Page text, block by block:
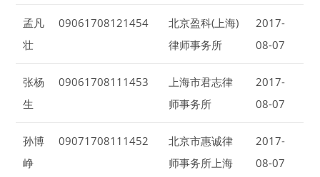
孟凡
壮
09061708121454
北京盈科(上海)
律师事务所
2017-
08-07
张杨
生
09061708111453
上海市君志律
师事务所
2017-
08-07
孙博
峥
09071708111452
北京市惠诚律
师事务所上海
2017-
08-07